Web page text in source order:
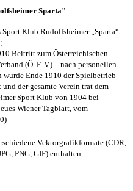
Sparta"
Sport Klub Rudolfsheimer „Sparta“
Beitritt zum Österreichischen
(Ö. F. V.) – nach personellen
wurde Ende 1910 der Spielbetrieb
der gesamte Verein trat dem
Sport Klub von 1904 bei
Wiener Tagblatt, vom
Vektorgrafikformate (CDR,
PNG, GIF) enthalten.